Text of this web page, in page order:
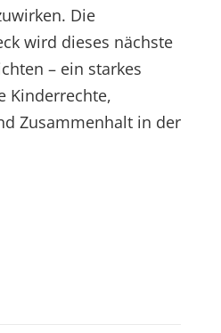
Die
wird dieses nächste
– ein starkes
Kinderrechte,
Zusammenhalt in der